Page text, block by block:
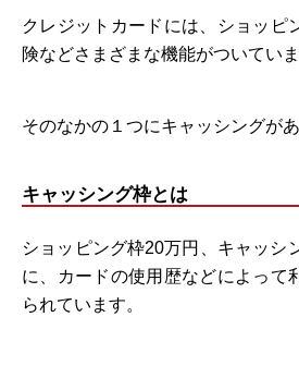
クレジットカードには、ショッピ
険などさまざまな機能がついていま
そのなかの１つにキャッシングがあ
キャッシング枠とは
ショッピング枠20万円、キャッシ
に、カードの使用歴などによって
られています。